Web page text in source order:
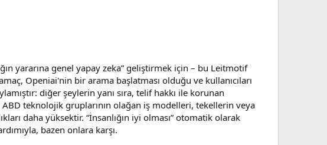
yararına genel yapay zeka” geliştirmek için – bu Leitmotif
Openiai'nin bir arama başlatması olduğu ve kullanıcıları
diğer şeylerin yanı sıra, telif hakkı ile korunan
teknolojik gruplarının olağan iş modelleri, tekellerin veya
daha yüksektir. “İnsanlığın iyi olması” otomatik olarak
bazen onlara karşı.